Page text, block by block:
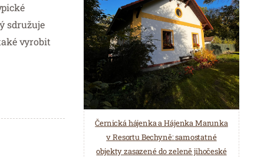
sdružuje
vyrobit
Černická hájenka a Hájenka Marunka
v Resortu Bechyně: samostatné
objekty zasazené do zeleně jihočeské